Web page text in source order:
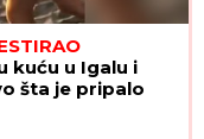
kuću u Igalu i
šta je pripalo